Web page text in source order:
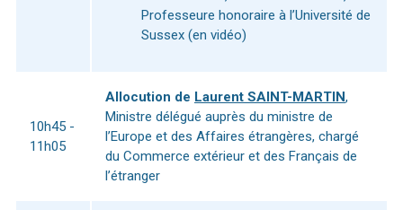
Professeure honoraire à l’Université de
Sussex (en vidéo)
10h45 -
11h05
Allocution de Laurent SAINT-MARTIN,
Ministre délégué auprès du ministre de
l’Europe et des Affaires étrangères, chargé
du Commerce extérieur et des Français de
l’étranger